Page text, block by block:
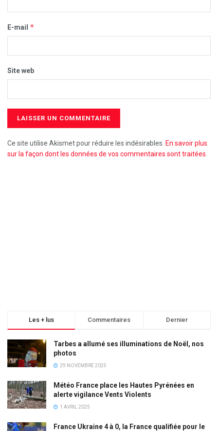
E-mail *
Site web
Ce site utilise Akismet pour réduire les indésirables. En savoir plus
sur la façon dont les données de vos commentaires sont traitées.
Les + lus Commentaires Dernier
Tarbes a allumé ses illuminations de Noël, nos
photos
29 NOVEMBRE 2025
Météo France place les Hautes Pyrénées en
alerte vigilance Vents Violents
1 AVRIL 2025
France Ukraine 4 à 0, la France qualifiée pour le